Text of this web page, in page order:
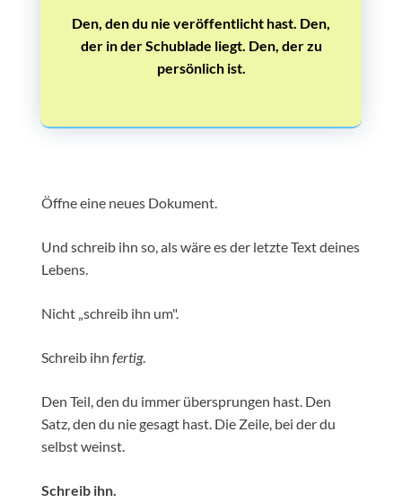
Den, den du nie veröffentlicht hast. Den,
der in der Schublade liegt. Den, der zu
persönlich ist.
Öffne eine neues Dokument.
Und schreib ihn so, als wäre es der letzte Text deines
Lebens.
Nicht „schreib ihn um".
Schreib ihn fertig.
Den Teil, den du immer übersprungen hast. Den
Satz, den du nie gesagt hast. Die Zeile, bei der du
selbst weinst.
Schreib ihn.